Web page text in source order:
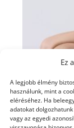
Ez
A legjobb élmény
használunk, mint a
eléréséhez. Ha
adatokat
vagy az egyedi
30 000Ft